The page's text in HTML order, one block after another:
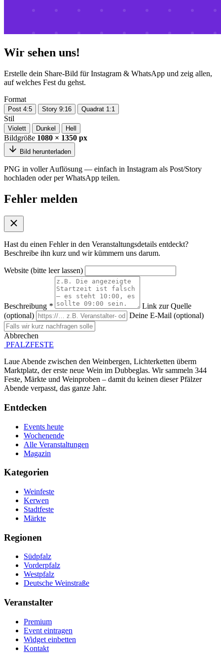
Wir sehen uns!
Erstelle dein Share-Bild für Instagram & WhatsApp und zeig allen,
auf welches Fest du gehst.
Format
Post 4:5 Story 9:16 Quadrat 1:1
Stil
Violett Dunkel Hell
Bildgröße 1080 × 1350 px
Bild herunterladen
PNG in voller Auflösung — einfach in Instagram als Post/Story
hochladen oder per WhatsApp teilen.
Fehler melden
Hast du einen Fehler in den Veranstaltungsdetails entdeckt?
Beschreibe ihn kurz und wir kümmern uns darum.
Website (bitte leer lassen)
Beschreibung *
Link zur Quelle
(optional)
Deine E-Mail (optional)
Abbrechen
PFALZFESTE
Laue Abende zwischen den Weinbergen, Lichterketten überm
Marktplatz, der erste neue Wein im Dubbeglas. Wir sammeln 344
Feste, Märkte und Weinproben – damit du keinen dieser Pfälzer
Abende verpasst, das ganze Jahr.
Entdecken
Events heute
Wochenende
Alle Veranstaltungen
Magazin
Kategorien
Weinfeste
Kerwen
Stadtfeste
Märkte
Regionen
Südpfalz
Vorderpfalz
Westpfalz
Deutsche Weinstraße
Veranstalter
Premium
Event eintragen
Widget einbetten
Kontakt